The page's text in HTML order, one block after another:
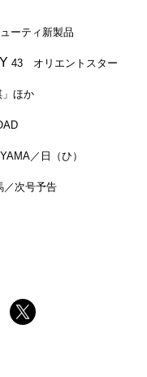
ーティ新製品
43 オリエントスター
」ほか
／日（ひ）
次号予告